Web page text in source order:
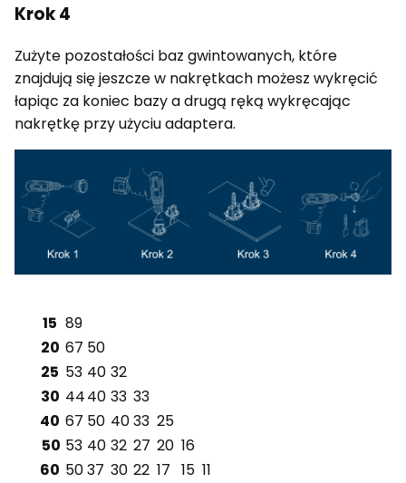
Krok 4
Zużyte pozostałości baz gwintowanych, które
znajdują się jeszcze w nakrętkach możesz wykręcić
łapiąc za koniec bazy a drugą ręką wykręcając
nakrętkę przy użyciu adaptera.
15 89
20 67 50
25 53 40 32
30 4440 33 33
40 67 50 4033 25
50 53 40 32 27 20 16
60 5037 30 22 17 15 11